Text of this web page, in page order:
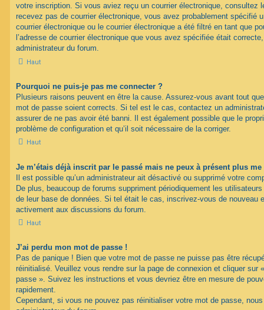
votre inscription. Si vous aviez reçu un courrier électronique, consultez
recevez pas de courrier électronique, vous avez probablement spécifié
courrier électronique ou le courrier électronique a été filtré en tant que
l’adresse de courrier électronique que vous avez spécifiée était
administrateur du forum.
Haut
Pourquoi ne puis-je pas me connecter ?
Plusieurs raisons peuvent en être la cause. Assurez-vous avant tout
mot de passe soient corrects. Si tel est le cas, contactez un
assurer de ne pas avoir été banni. Il est également possible que le
problème de configuration et qu’il soit nécessaire de la corriger.
Haut
Je m’étais déjà inscrit par le passé mais ne peux à présent plus
Il est possible qu’un administrateur ait désactivé ou supprimé votre
De plus, beaucoup de forums suppriment périodiquement les
de leur base de données. Si tel était le cas, inscrivez-vous de nouveau
activement aux discussions du forum.
Haut
J’ai perdu mon mot de passe !
Pas de panique ! Bien que votre mot de passe ne puisse pas être
réinitialisé. Veuillez vous rendre sur la page de connexion et cliquer sur
passe ». Suivez les instructions et vous devriez être en mesure de
rapidement.
Cependant, si vous ne pouvez pas réinitialiser votre mot de passe,